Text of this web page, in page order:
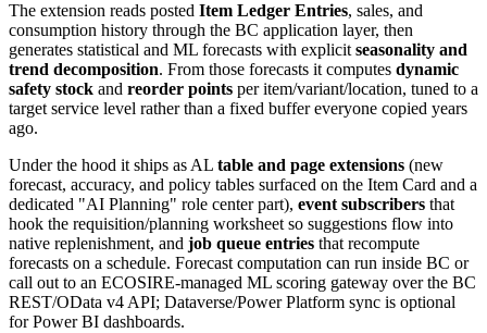
The extension reads posted Item Ledger Entries, sales, and
consumption history through the BC application layer, then
generates statistical and ML forecasts with explicit seasonality and
trend decomposition. From those forecasts it computes dynamic
safety stock and reorder points per item/variant/location, tuned to a
target service level rather than a fixed buffer everyone copied years
ago.
Under the hood it ships as AL table and page extensions (new
forecast, accuracy, and policy tables surfaced on the Item Card and a
dedicated "AI Planning" role center part), event subscribers that
hook the requisition/planning worksheet so suggestions flow into
native replenishment, and job queue entries that recompute
forecasts on a schedule. Forecast computation can run inside BC or
call out to an ECOSIRE-managed ML scoring gateway over the BC
REST/OData v4 API; Dataverse/Power Platform sync is optional
for Power BI dashboards.